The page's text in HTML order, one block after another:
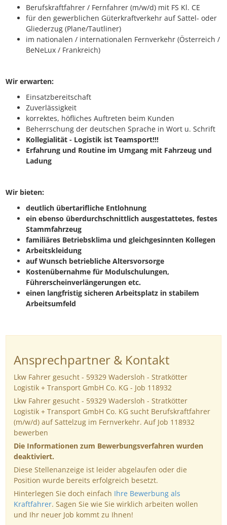
Berufskraftfahrer / Fernfahrer (m/w/d) mit FS Kl. CE
für den gewerblichen Güterkraftverkehr auf Sattel- oder
Gliederzug (Plane/Tautliner)
im nationalen / internationalen Fernverkehr (Österreich /
BeNeLux / Frankreich)
Wir erwarten:
Einsatzbereitschaft
Zuverlässigkeit
korrektes, höfliches Auftreten beim Kunden
Beherrschung der deutschen Sprache in Wort u. Schrift
Kollegialität - Logistik ist Teamsport!!!
Erfahrung und Routine im Umgang mit Fahrzeug und
Ladung
Wir bieten:
deutlich übertarifliche Entlohnung
ein ebenso überdurchschnittlich ausgestattetes, festes
Stammfahrzeug
familiäres Betriebsklima und gleichgesinnten Kollegen
Arbeitskleidung
auf Wunsch betriebliche Altersvorsorge
Kostenübernahme für Modulschulungen,
Führerscheinverlängerungen etc.
einen langfristig sicheren Arbeitsplatz in stabilem
Arbeitsumfeld
Ansprechpartner & Kontakt
Lkw Fahrer gesucht - 59329 Wadersloh - Stratkötter
Logistik + Transport GmbH Co. KG - Job 118932
Lkw Fahrer gesucht - 59329 Wadersloh - Stratkötter
Logistik + Transport GmbH Co. KG sucht Berufskraftfahrer
(m/w/d) auf Sattelzug im Fernverkehr. Auf Job 118932
bewerben
Die Informationen zum Bewerbungsverfahren wurden
deaktiviert.
Diese Stellenanzeige ist leider abgelaufen oder die
Position wurde bereits erfolgreich besetzt.
Hinterlegen Sie doch einfach Ihre Bewerbung als
Kraftfahrer. Sagen Sie wie Sie wirklich arbeiten wollen
und Ihr neuer Job kommt zu Ihnen!